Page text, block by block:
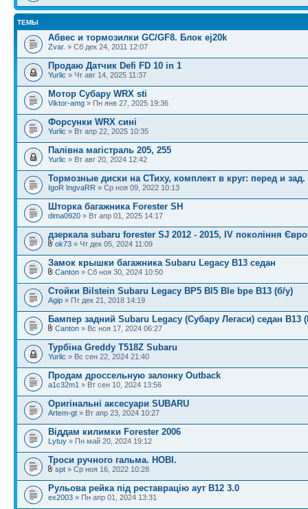
ТЕМЫ
Абвес и тормозилки GC/GF8. Блок ej20k
Zvar. » Сб дек 24, 2011 12:07
Продаю Датчик Defi FD 10 in 1
Yurlic » Чт авг 14, 2025 11:37
Мотор Субару WRX sti
Viktor-amg » Пн янв 27, 2025 19:36
Форсунки WRX сині
Yurlic » Вт апр 22, 2025 10:35
Палівна магістраль 205, 255
Yurlic » Вт авг 20, 2024 12:42
Тормозные диски на СТиху, комплект в круг: перед и зад.
IgoR IngvaRR » Ср ноя 09, 2022 10:13
Шторка багажника Forester SH
dima0920 » Вт апр 01, 2025 14:17
дзеркала subaru forester SJ 2012 - 2015, IV покоління
ok73 » Чт дек 05, 2024 11:09
Замок крышки багажника Subaru Legacy B13 седан
Canton » Сб ноя 30, 2024 10:50
Стойки Bilstein Subaru Legacy BP5 Bl5 Ble bpe B13 (б/у)
Agip » Пт дек 21, 2018 14:19
Бампер задний Subaru Legacy (Субару Легаси) седан B13
Canton » Вс ноя 17, 2024 06:27
Турбіна Greddy T518Z Subaru
Yurlic » Вс сен 22, 2024 21:40
Продам дроссельную залонку Outback
a1c32m1 » Вт сен 10, 2024 13:56
Оригінальні аксесуари SUBARU
Artem-gt » Вт апр 23, 2024 10:27
Віддам килимки Forester 2006
Lytuy » Пн май 20, 2024 19:12
Троси ручного гальма. НОВІ.
spt » Ср ноя 16, 2022 10:28
Рульова рейка під реставрацію аут B12 3.0
ex2003 » Пн апр 01, 2024 13:31